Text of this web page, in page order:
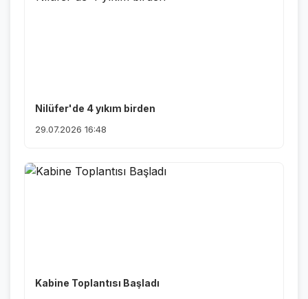
Nilüfer'de 4 yıkım birden
29.07.2026 16:48
Kabine Toplantısı Başladı